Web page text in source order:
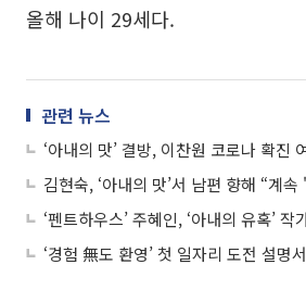
올해 나이 29세다.
관련 뉴스
김현숙, ‘아내의 맛’서 남편 향해 “계
‘경험 無도 환영’ 첫 일자리 도전 설명서